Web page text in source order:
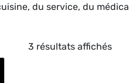
du service, du
3 résultats affichés